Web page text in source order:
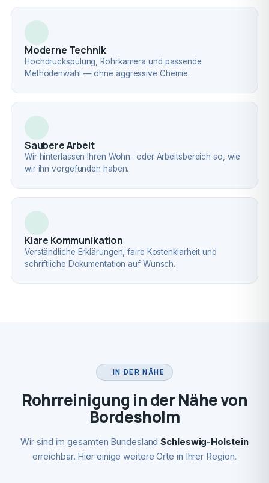
Moderne Technik
Hochdruckspülung, Rohrkamera und passende
Methodenwahl — ohne aggressive Chemie.
Saubere Arbeit
Wir hinterlassen Ihren Wohn- oder Arbeitsbereich so, wie
wir ihn vorgefunden haben.
Klare Kommunikation
Verständliche Erklärungen, faire Kostenklarheit und
schriftliche Dokumentation auf Wunsch.
IN DER NÄHE
Rohrreinigung in der Nähe von
Bordesholm
Wir sind im gesamten BundeslandSchleswig-Holstein
erreichbar. Hier einige weitere Orte in Ihrer Region.